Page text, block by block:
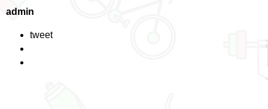
admin
tweet